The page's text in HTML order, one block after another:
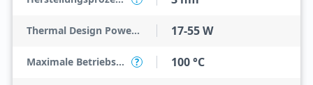
Thermal Design Power (TDP) 17-55 W
Maximale Betriebstemperatur ? 100 °C